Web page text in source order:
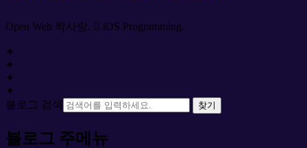
Open Web 짝사랑.  iOS Programming.
✦
✦
✦
✦
블로그 검색
찾기
블로그 주메뉴